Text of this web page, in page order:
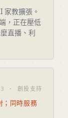
家教擴張。
，正在壓低
直播、利
· 創投支持
同時服務